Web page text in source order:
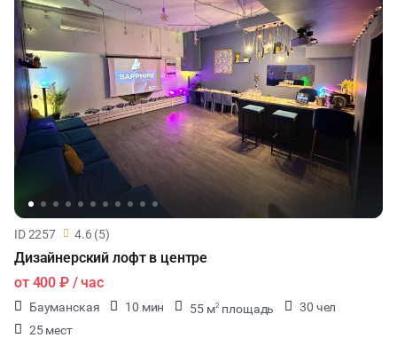
ID 2257 4.6 (5)
Дизайнерский лофт в центре
от 400 ₽/ час
Бауманская 10 мин 55 м2 площадь
30 чел
25 мест